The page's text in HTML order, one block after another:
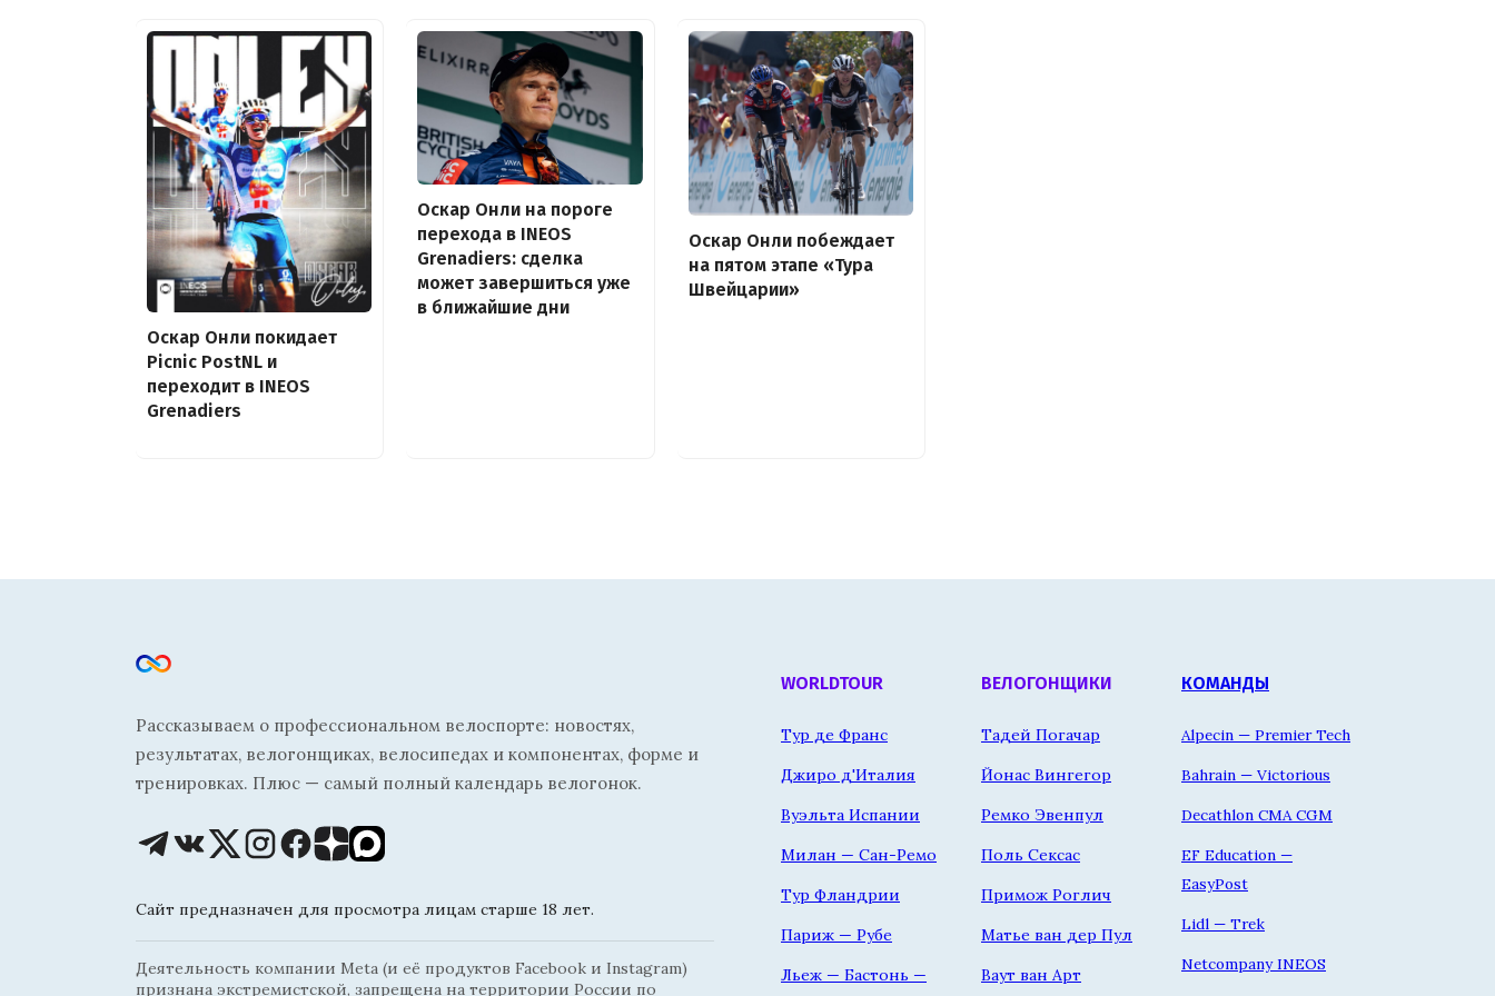
Оскар Онли покидает
Picnic PostNL и
переходит в INEOS
Grenadiers
Оскар Онли на пороге
перехода в INEOS
Grenadiers: сделка
может завершиться уже
в ближайшие дни
Оскар Онли побеждает
на пятом этапе «Тура
Швейцарии»
Рассказываем о профессиональном велоспорте: новостях,
результатах, велогонщиках, велосипедах и компонентах, форме и
тренировках. Плюс — самый полный календарь велогонок.
Сайт предназначен для просмотра лицам старше 18 лет.
Деятельность компании Meta (и её продуктов Facebook и Instagram)
признана экстремистской, запрещена на территории России по
WORLDTOUR
Тур де Франс
Джиро д'Италия
Вуэльта Испании
Милан — Сан-Ремо
Тур Фландрии
Париж — Рубе
Льеж — Бастонь —
ВЕЛОГОНЩИКИ
Тадей Погачар
Йонас Вингегор
Ремко Эвенпул
Поль Сексас
Примож Роглич
Матье ван дер Пул
Ваут ван Арт
КОМАНДЫ
Alpecin — Premier Tech
Bahrain — Victorious
Decathlon CMA CGM
EF Education —
EasyPost
Lidl — Trek
Netcompany INEOS